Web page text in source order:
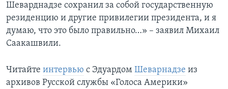
Шеварднадзе сохранил за собой государственную
резиденцию и другие привилегии президента, и я
думаю, что это было правильно…» – заявил Михаил
Саакашвили.
Читайте интервью с Эдуардом Шеварнадзе из
архивов Русской службы «Голоса Америки»